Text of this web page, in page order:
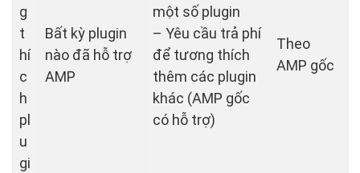
g
t
hí
c
h
pl
u
gi
Bất kỳ plugin
nào đã hỗ trợ
AMP
một số plugin
– Yêu cầu trả phí
để tương thích
thêm các plugin
khác (AMP gốc
có hỗ trợ)
Theo
AMP gốc